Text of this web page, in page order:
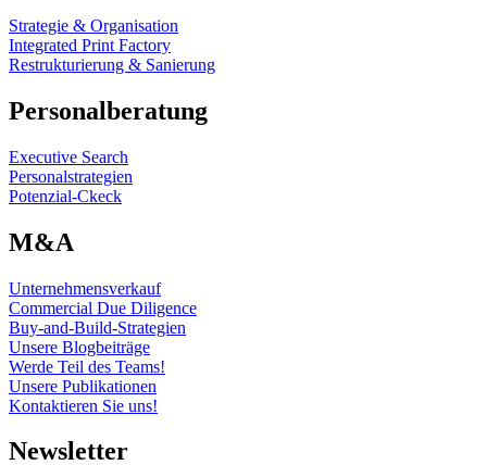
Strategie & Organisation
Integrated Print Factory
Restrukturierung & Sanierung
Personalberatung
Executive Search
Personalstrategien
Potenzial-Ckeck
M&A
Unternehmensverkauf
Commercial Due Diligence
Buy-and-Build-Strategien
Unsere Blogbeiträge
Werde Teil des Teams!
Unsere Publikationen
Kontaktieren Sie uns!
Newsletter